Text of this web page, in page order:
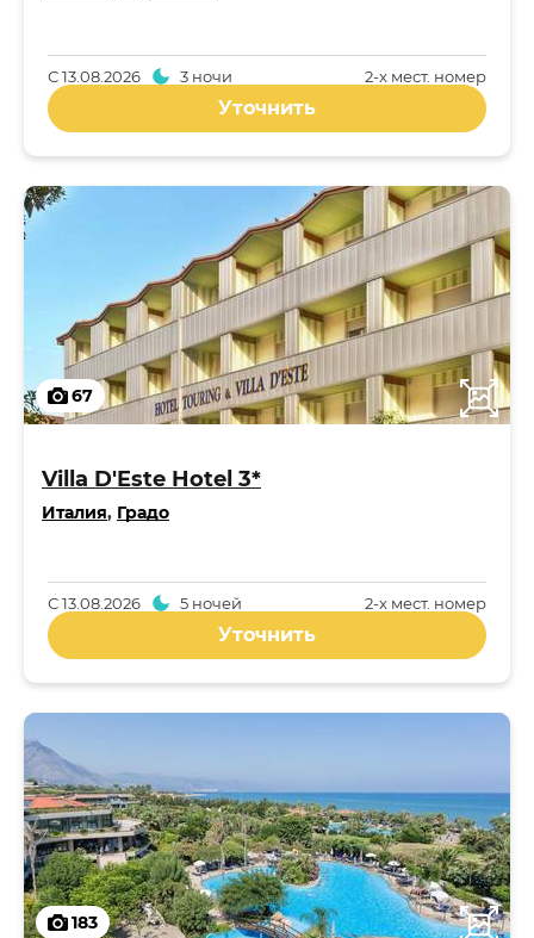
2-x мест. номер
С13.08.2026 3 ночи
Уточнить
67
Villa D'Este Hotel 3*
Италия, Градо
2-x мест. номер
С13.08.2026 5 ночей
Уточнить
183